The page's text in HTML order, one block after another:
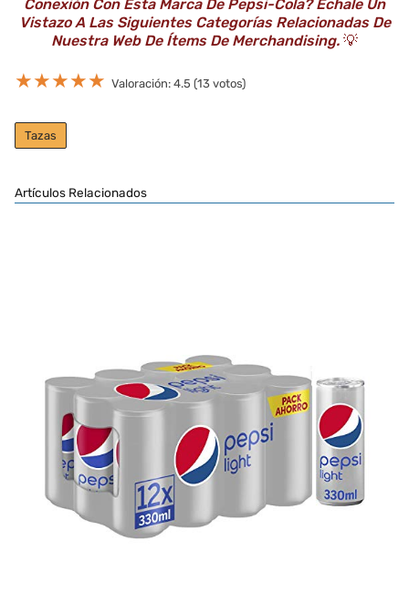
Conexión Con Esta Marca De Pepsi-Cola? Échale Un
Vistazo A Las Siguientes Categorías Relacionadas De
Nuestra Web De Ítems De Merchandising. 💡
★★★★★ Valoración: 4.5 (13 votos)
Tazas
Artículos Relacionados